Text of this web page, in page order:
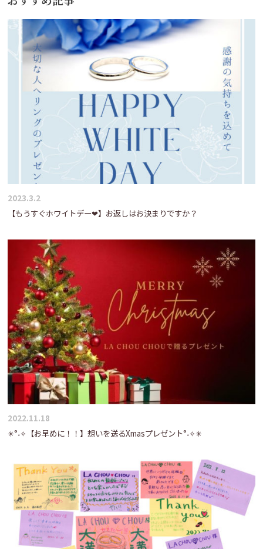
ー
シ
2023.3.2
【もうすぐホワイトデー❤】お返しはお決まりですか？
2022.11.18
✳°˖✧【お早めに！！】想いを送るXmasプレゼント°˖✧✳